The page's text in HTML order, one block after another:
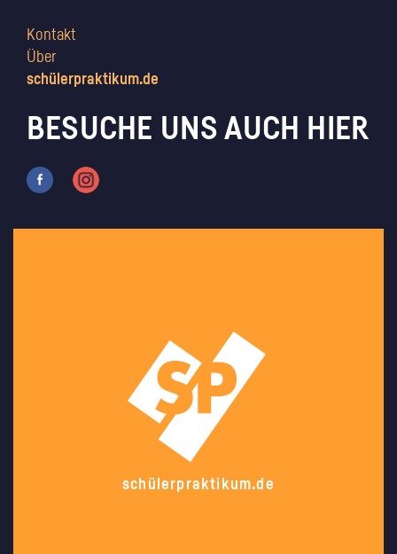
Kontakt
Über
schülerpraktikum.de
BESUCHE UNS AUCH HIER
schülerpraktikum.de